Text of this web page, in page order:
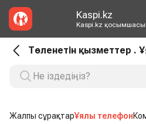
Kaspi.kz
Kaspi.kz
Жалпы сұрақтарҰялы телефон